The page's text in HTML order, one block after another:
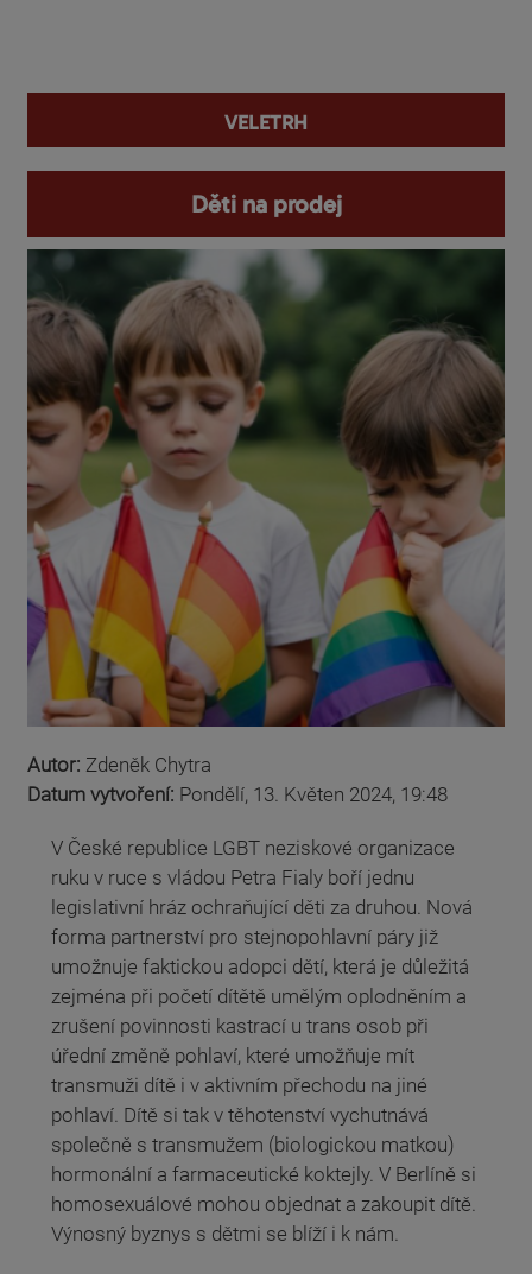
veletrh
Děti na prodej
Autor: Zdeněk Chytra
Datum vytvoření: Pondělí, 13. Květen 2024, 19:48
V České republice LGBT neziskové organizace
ruku v ruce s vládou Petra Fialy boří jednu
legislativní hráz ochraňující děti za druhou. Nová
forma partnerství pro stejnopohlavní páry již
umožnuje faktickou adopci dětí, která je důležitá
zejména při početí dítětě umělým oplodněním a
zrušení povinnosti kastrací u trans osob při
úřední změně pohlaví, které umožňuje mít
transmuži dítě i v aktivním přechodu na jiné
pohlaví. Dítě si tak v těhotenství vychutnává
společně s transmužem (biologickou matkou)
hormonální a farmaceutické koktejly. V Berlíně si
homosexuálové mohou objednat a zakoupit dítě.
Výnosný byznys s dětmi se blíží i k nám.